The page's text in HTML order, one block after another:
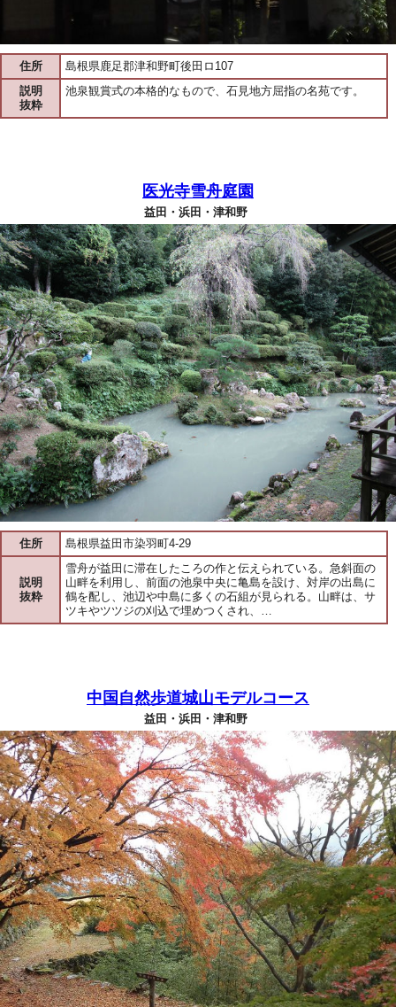
住所
島根県鹿足郡津和野町後田ロ107
説明
抜粋
池泉観賞式の本格的なもので、石見地方屈指の名苑です。
医光寺雪舟庭園
益田・浜田・津和野
住所 島根県益田市染羽町4-29
説明
抜粋
雪舟が益田に滞在したころの作と伝えられている。急斜面の
山畔を利用し、前面の池泉中央に亀島を設け、対岸の出島に
鶴を配し、池辺や中島に多くの石組が見られる。山畔は、サ
ツキやツツジの刈込で埋めつくされ、…
中国自然歩道城山モデルコース
益田・浜田・津和野